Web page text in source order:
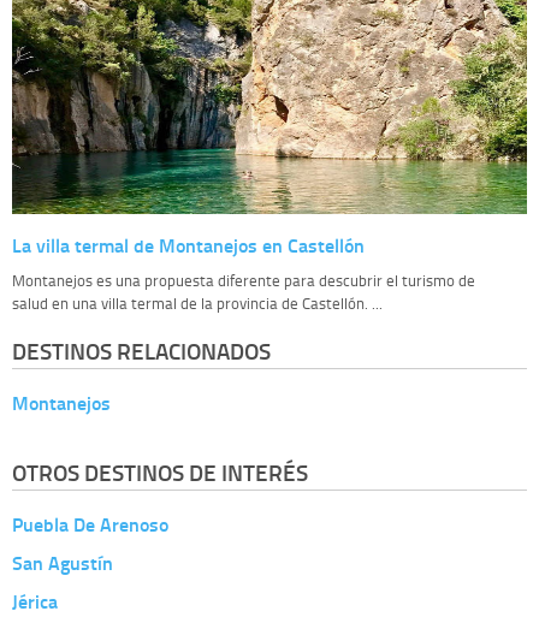
La villa termal de Montanejos en Castellón
Montanejos es una propuesta diferente para descubrir el turismo de
salud en una villa termal de la provincia de Castellón. ...
DESTINOS RELACIONADOS
Montanejos
OTROS DESTINOS DE INTERÉS
Puebla De Arenoso
San Agustín
Jérica